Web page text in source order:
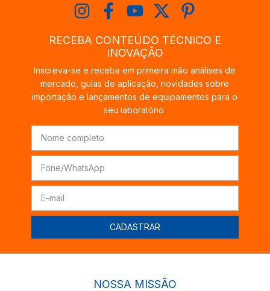
RECEBA CONTEÚDO TÉCNICO E
INOVAÇÃO
Inscreva-se e receba em primeira mão análises de
mercado, guias de aplicação, novidades sobre
importação e lançamentos de equipamentos para o
seu laboratório.
NOSSA MISSÃO